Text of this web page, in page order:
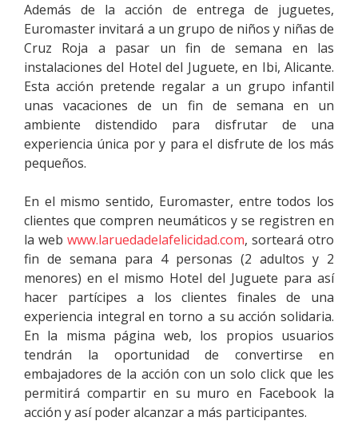
Además de la acción de entrega de juguetes,
Euromaster invitará a un grupo de niños y niñas de
Cruz Roja a pasar un fin de semana en las
instalaciones del Hotel del Juguete, en Ibi, Alicante.
Esta acción pretende regalar a un grupo infantil
unas vacaciones de un fin de semana en un
ambiente distendido para disfrutar de una
experiencia única por y para el disfrute de los más
pequeños.
En el mismo sentido, Euromaster, entre todos los
clientes que compren neumáticos y se registren en
la web www.laruedadelafelicidad.com, sorteará otro
fin de semana para 4 personas (2 adultos y 2
menores) en el mismo Hotel del Juguete para así
hacer partícipes a los clientes finales de una
experiencia integral en torno a su acción solidaria.
En la misma página web, los propios usuarios
tendrán la oportunidad de convertirse en
embajadores de la acción con un solo click que les
permitirá compartir en su muro en Facebook la
acción y así poder alcanzar a más participantes.